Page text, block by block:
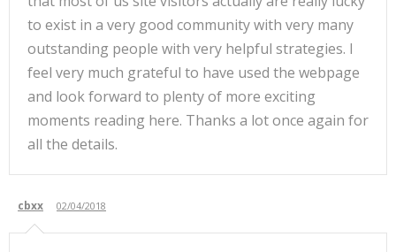
to exist in a very good community with very many
outstanding people with very helpful strategies. I
feel very much grateful to have used the webpage
and look forward to plenty of more exciting
moments reading here. Thanks a lot once again for
all the details.
cbxx 02/04/2018